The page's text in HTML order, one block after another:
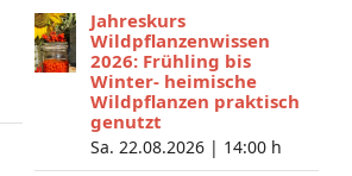
Jahreskurs
Wildpflanzenwissen
2026: Frühling bis
Winter- heimische
Wildpflanzen praktisch
genutzt
Sa. 22.08.2026 | 14:00 h